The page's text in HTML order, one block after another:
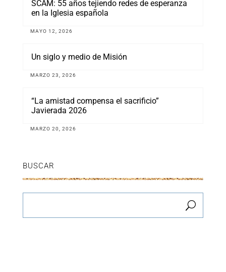
SCAM: 55 años tejiendo redes de esperanza
en la Iglesia española
MAYO 12, 2026
Un siglo y medio de Misión
MARZO 23, 2026
“La amistad compensa el sacrificio”
Javierada 2026
MARZO 20, 2026
BUSCAR